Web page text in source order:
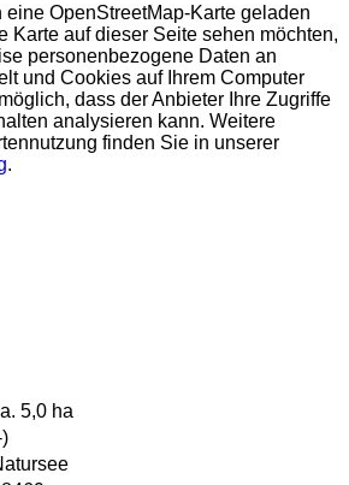
OpenStreetMap-Karte geladen
Karte auf dieser Seite sehen möchten,
personenbezogene Daten an
und Cookies auf Ihrem Computer
dass der Anbieter Ihre Zugriffe
analysieren kann. Weitere
finden Sie in unserer
.
5,0 ha